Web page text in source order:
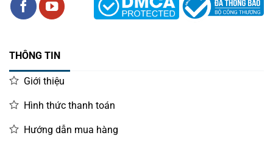
THÔNG TIN
Giới thiệu
Hình thức thanh toán
Hướng dẫn mua hàng